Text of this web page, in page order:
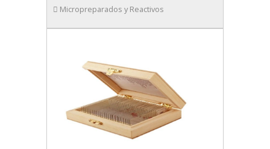
Micropreparados y Reactivos